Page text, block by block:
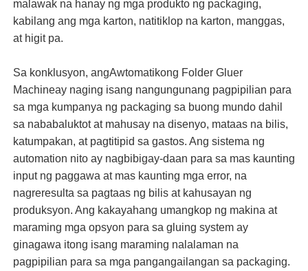
malawak na hanay ng mga produkto ng packaging,
kabilang ang mga karton, natitiklop na karton, manggas,
at higit pa.
Sa konklusyon, angAwtomatikong Folder Gluer
Machineay naging isang nangungunang pagpipilian para
sa mga kumpanya ng packaging sa buong mundo dahil
sa nababaluktot at mahusay na disenyo, mataas na bilis,
katumpakan, at pagtitipid sa gastos. Ang sistema ng
automation nito ay nagbibigay-daan para sa mas kaunting
input ng paggawa at mas kaunting mga error, na
nagreresulta sa pagtaas ng bilis at kahusayan ng
produksyon. Ang kakayahang umangkop ng makina at
maraming mga opsyon para sa gluing system ay
ginagawa itong isang maraming nalalaman na
pagpipilian para sa mga pangangailangan sa packaging.